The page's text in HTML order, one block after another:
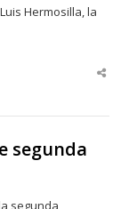
Hermosilla, la
segunda
segunda